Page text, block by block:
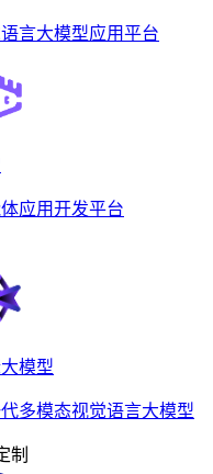
言大模型应用平台
应用开发平台
模型
多模态视觉语言大模型
制